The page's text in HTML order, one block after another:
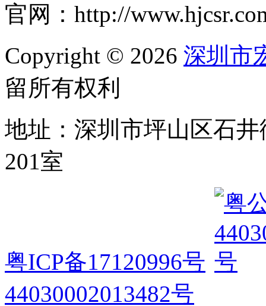
官网：http://
Copyright © 2026 深圳市
留所有权利
地址：深圳市坪山区石
201室
粤ICP备17120996号
44030002013482号